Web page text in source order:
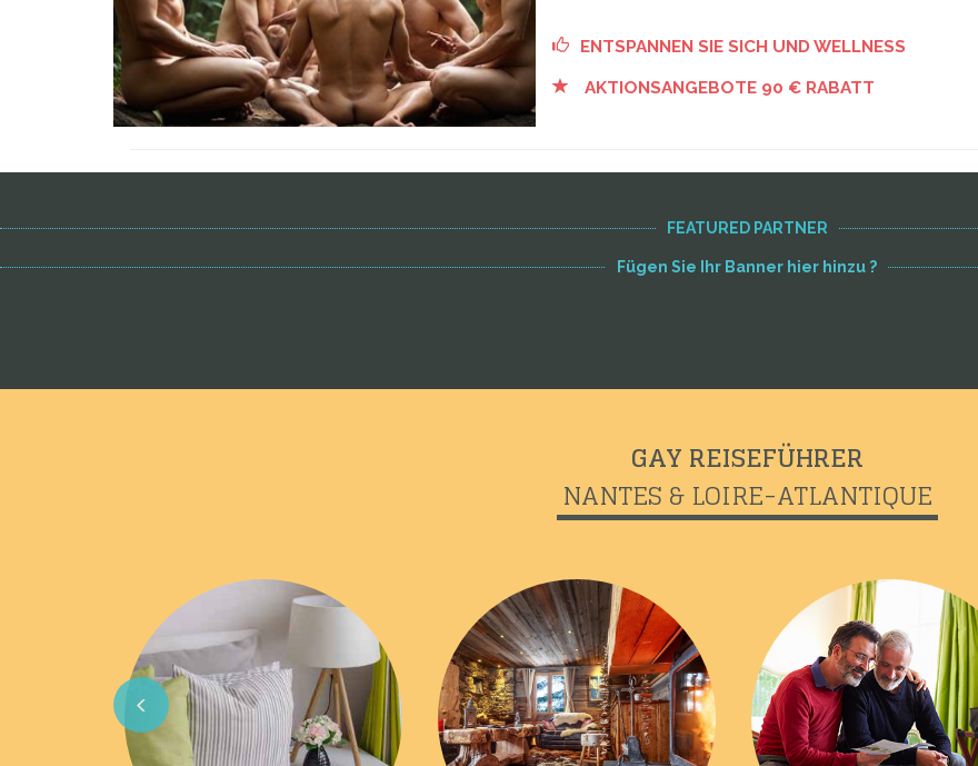
ENTSPANNEN SIE SICH UND WELLNESS
AKTIONSANGEBOTE 90 € RABATT
FEATURED PARTNER
Fügen Sie Ihr Banner hier hinzu ?
GAY REISEFÜHRER
NANTES & LOIRE-ATLANTIQUE
Previous